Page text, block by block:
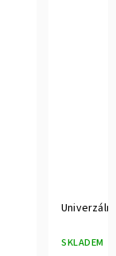
SKLADEM